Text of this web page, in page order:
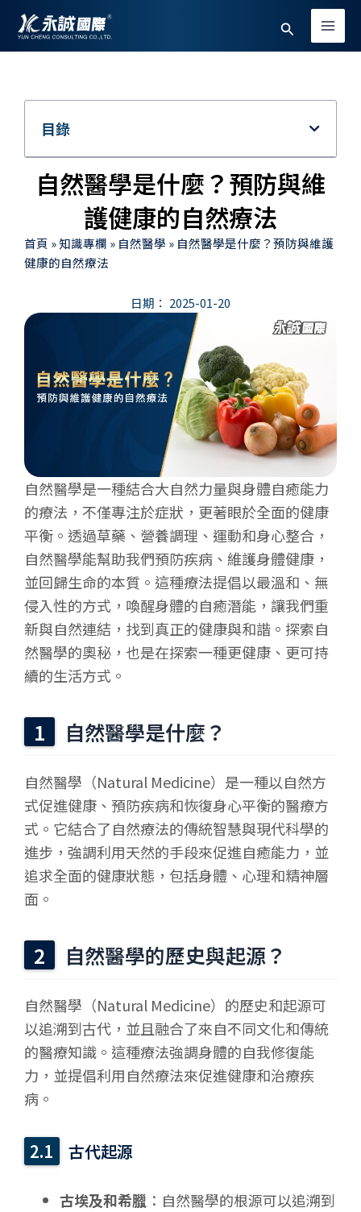
搜
尋
Main
目錄
自然醫學是什麼？預防與維
護健康的自然療法
首頁 »知識專欄 » 自然醫學 » 自然醫學是什麼？預防與維護
健康的自然療法
日期： 2025-01-20
自然醫學是一種結合大自然力量與身體自癒能力
的療法，不僅專注於症狀，更著眼於全面的健康
平衡。透過草藥、營養調理、運動和身心整合，
自然醫學能幫助我們預防疾病、維護身體健康，
並回歸生命的本質。這種療法提倡以最溫和、無
侵入性的方式，喚醒身體的自癒潛能，讓我們重
新與自然連結，找到真正的健康與和諧。探索自
然醫學的奧秘，也是在探索一種更健康、更可持
續的生活方式。
自然醫學是什麼？
自然醫學（Natural Medicine）是一種以自然方
式促進健康、預防疾病和恢復身心平衡的醫療方
式。它結合了自然療法的傳統智慧與現代科學的
進步，強調利用天然的手段來促進自癒能力，並
追求全面的健康狀態，包括身體、心理和精神層
面。
自然醫學的歷史與起源？
自然醫學（Natural Medicine）的歷史和起源可
以追溯到古代，並且融合了來自不同文化和傳統
的醫療知識。這種療法強調身體的自我修復能
力，並提倡利用自然療法來促進健康和治療疾
病。
古代起源
古埃及和希臘 ：自然醫學的根源可以追溯到